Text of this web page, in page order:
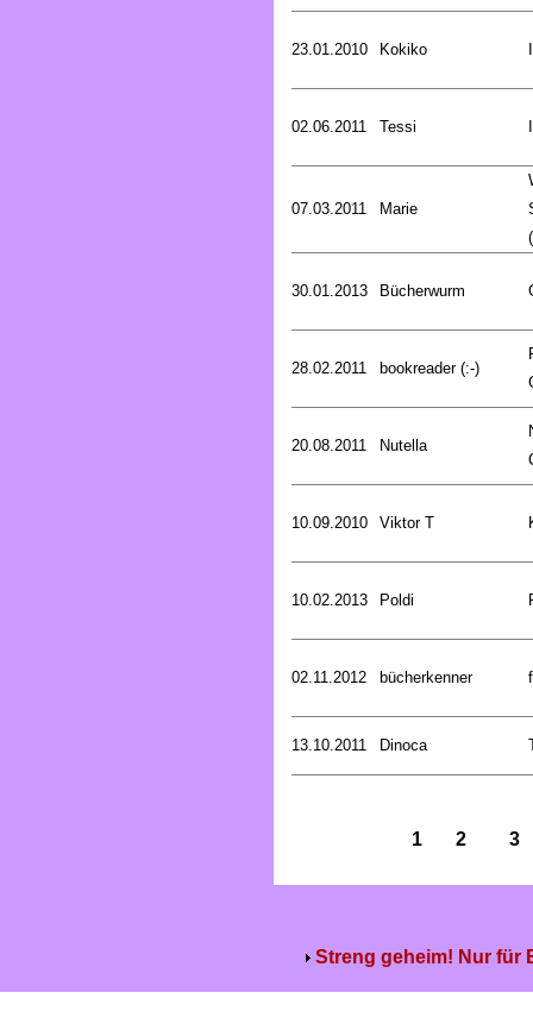
23.01.2010 Kokiko
02.06.2011 Tessi
07.03.2011 Marie
30.01.2013 Bücherwurm
28.02.2011 bookreader (:-)
20.08.2011 Nutella
10.09.2010 Viktor T
10.02.2013 Poldi
02.11.2012 bücherkenner
13.10.2011 Dinoca
1 2 3
Streng geheim! Nur für